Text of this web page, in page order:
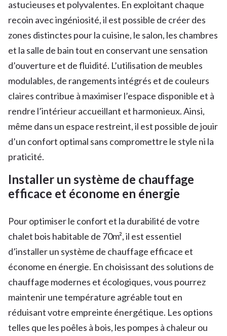
astucieuses et polyvalentes. En exploitant chaque
recoin avec ingéniosité, il est possible de créer des
zones distinctes pour la cuisine, le salon, les chambres
et la salle de bain tout en conservant une sensation
d’ouverture et de fluidité. L’utilisation de meubles
modulables, de rangements intégrés et de couleurs
claires contribue à maximiser l’espace disponible et à
rendre l’intérieur accueillant et harmonieux. Ainsi,
même dans un espace restreint, il est possible de jouir
d’un confort optimal sans compromettre le style ni la
praticité.
Installer un système de chauffage
efficace et économe en énergie
Pour optimiser le confort et la durabilité de votre
chalet bois habitable de 70m², il est essentiel
d’installer un système de chauffage efficace et
économe en énergie. En choisissant des solutions de
chauffage modernes et écologiques, vous pourrez
maintenir une température agréable tout en
réduisant votre empreinte énergétique. Les options
telles que les poêles à bois, les pompes à chaleur ou